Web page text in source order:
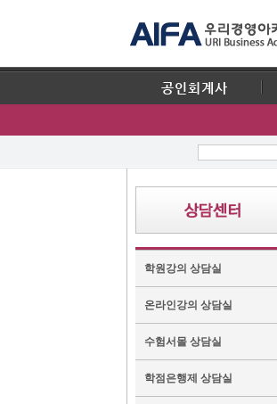
공인회계사
학원강의 상담실
온라인강의 상담실
수험서몰 상담실
학점은행제 상담실